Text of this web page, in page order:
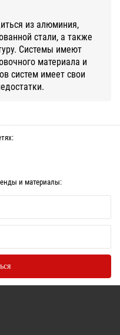
из алюминия,
стали, а также
Системы имеют
материала и
систем имеет свои
и материалы: